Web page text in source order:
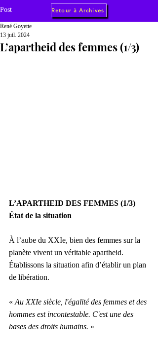
Post
L’apartheid des femmes (1/3)
René Goyette
13 juil. 2024
L’APARTHEID DES FEMMES (1/3)
État de la situation
À l’aube du XXIe, bien des femmes sur la
planète vivent un véritable apartheid.
Établissons la situation afin d’établir un plan
de libération.
« Au XXIe siècle, l'égalité des femmes et des
hommes est incontestable. C'est une des
bases des droits humains. »
Retour à Archives